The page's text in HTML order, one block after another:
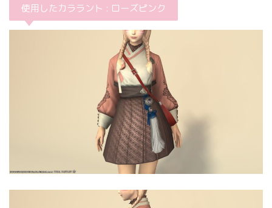
使用したカララント : ローズピンク